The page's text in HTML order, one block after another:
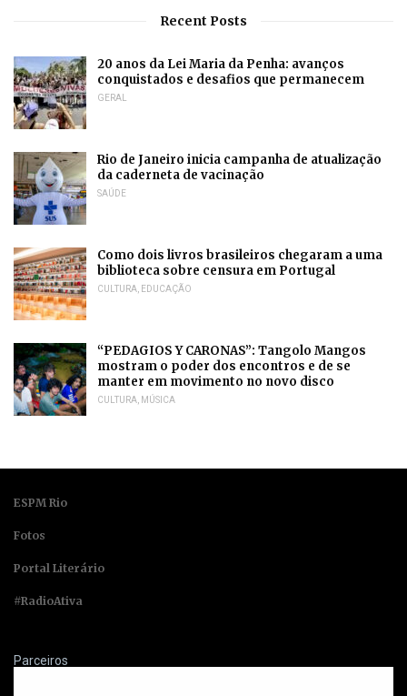
Recent Posts
20 anos da Lei Maria da Penha: avanços
conquistados e desafios que permanecem
GERAL
Rio de Janeiro inicia campanha de atualização
da caderneta de vacinação
SAÚDE
Como dois livros brasileiros chegaram a uma
biblioteca sobre censura em Portugal
CULTURA EDUCAÇÃO
“PEDAGIOS Y CARONAS”: Tangolo Mangos
mostram o poder dos encontros e de se
manter em movimento no novo disco
CULTURA MÚSICA
ESPM Rio
Fotos
Portal Literário
#RadioAtiva
Parceiros